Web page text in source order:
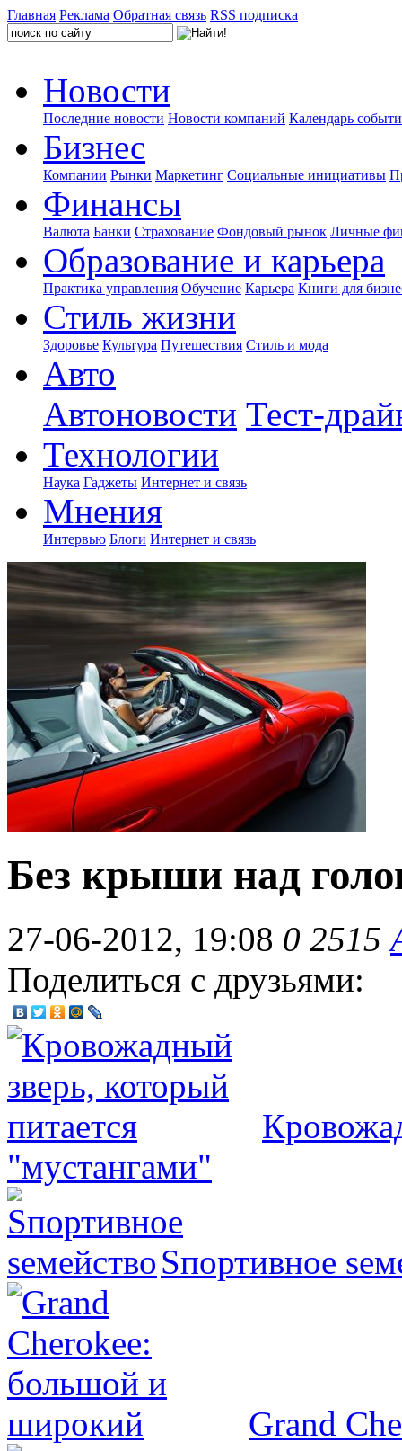
Главная Реклама Обратная связь RSS подписка
Новости
Последние новости Новости компаний Календарь
Бизнес
Компании Рынки Маркетинг Социальные инициативы
Финансы
Валюта Банки Страхование Фондовый рынок Личные
Образование и карьера
Практика управления Обучение Карьера Книги для
Стиль жизни
Здоровье Культура Путешествия Стиль и мода
Авто
Автоновости Тест-
Технологии
Наука Гаджеты Интернет и связь
Мнения
Интервью Блоги Интернет и связь
Без крыши над
27-06-2012, 19:08 0 2515
Поделиться с друзьями:
"мустангами"
Sпортивное
Grand